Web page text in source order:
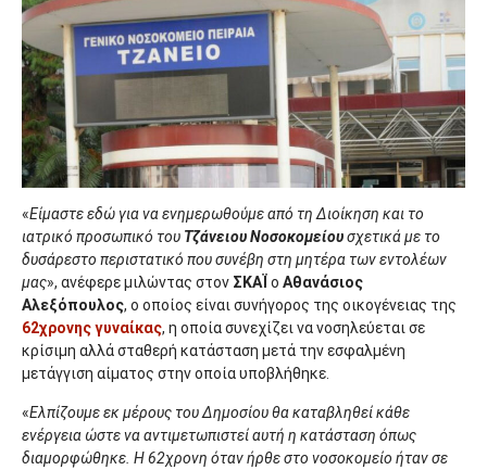
«Είμαστε εδώ για να ενημερωθούμε από τη Διοίκηση και το
ιατρικό προσωπικό του Τζάνειου Νοσοκομείουσχετικά με το
δυσάρεστο περιστατικό που συνέβη στη μητέρα των εντολέων
μας», ανέφερε μιλώντας στον ΣΚΑΪ ο Αθανάσιος
Αλεξόπουλος, ο οποίος είναι συνήγορος της οικογένειας της
62χρονης γυναίκας, η οποία συνεχίζει να νοσηλεύεται σε
κρίσιμη αλλά σταθερή κατάσταση μετά την εσφαλμένη
μετάγγιση αίματος στην οποία υποβλήθηκε.
«Ελπίζουμε εκ μέρους του Δημοσίου θα καταβληθεί κάθε
ενέργεια ώστε να αντιμετωπιστεί αυτή η κατάσταση όπως
διαμορφώθηκε. Η 62χρονη όταν ήρθε στο νοσοκομείο ήταν σε